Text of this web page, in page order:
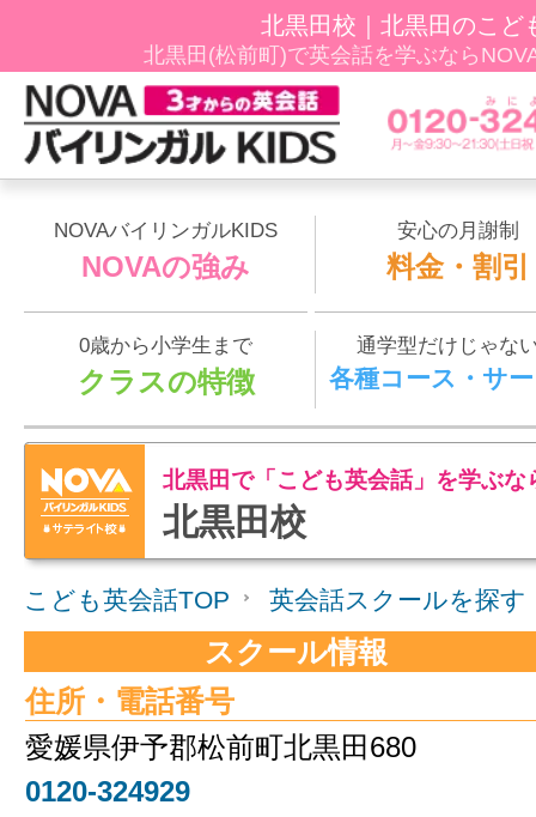
北黒田校｜北黒田のこど
北黒田(松前町)で英会話を学ぶなら
NOVAバイリンガルKIDS
NOVAの強み
安心の月謝制
料金・割引
0歳から小学生まで
クラスの特徴
通学型だけじゃな
各種コース・サ
北黒田校
北黒田で「こども英会話」を学ぶな
こども英会話TOP 英会話スクールを探す
スクール情報
住所・電話番号
愛媛県伊予郡松前町北黒田680
0120-324929